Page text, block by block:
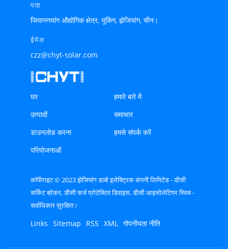
पता
जियानगयांग औद्योगिक क्षेत्र, यूकिंग, झेजियांग, चीन।
ईमेल
czz@chyt-solar.com
घर
हमारे बारे में
उत्पादों
समाचार
डाउनलोड करना
हमसे संपर्क करें
परियोजनाओं
कॉपीराइट © 2023 झेजियांग डाबो इलेक्ट्रिक कंपनी लिमिटेड - डीसी
सर्किट ब्रेकर, डीसी सर्ज प्रोटेक्टिव डिवाइस, डीसी आइसोलेटियर स्विच -
सर्वाधिकार सुरक्षित।
Links Sitemap RSS XML गोपनीयता नीति